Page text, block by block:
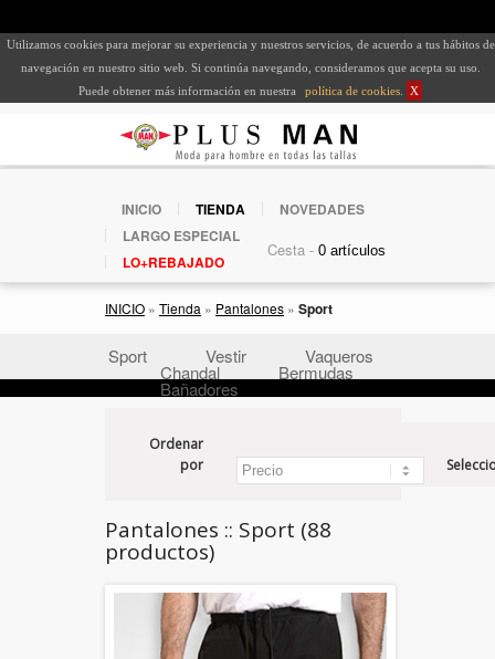
Utilizamos cookies para mejorar su experiencia y nuestros servicios, de acuerdo a tus hábitos de
navegación en nuestro sitio web. Si continúa navegando, consideramos que acepta su uso.
Puede obtener más información en nuestra
política de cookies X
INICIO TIENDA
NOVEDADES
LARGO ESPECIAL
LO+REBAJADO
Cesta -
INICIO » Tienda » Pantalones » Sport
Sport Vestir Vaqueros
Chandal Bermudas
Bañadores
Ordenar
por
Pantalones :: Sport (88
productos)